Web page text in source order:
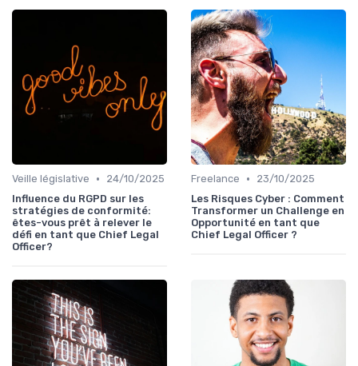
Veille législative •
24/10/2025
Influence du RGPD sur les
stratégies de conformité:
êtes-vous prêt à relever le
défi en tant que Chief Legal
Officer?
Freelance •
23/10/2025
Les Risques Cyber : Comment
Transformer un Challenge en
Opportunité en tant que
Chief Legal Officer ?